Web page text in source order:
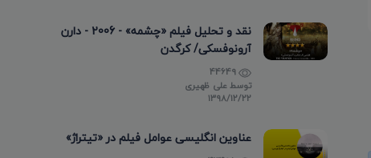
نقد و تحلیل فیلم «چشمه» - 2006 - دارن
آرونوفسکی/ کرگدن
توسطعلی ظهیری
۱۳۹۸/۱۲/۲۲
عناوین انگلیسی عوامل فیلم در «تیتراژ»